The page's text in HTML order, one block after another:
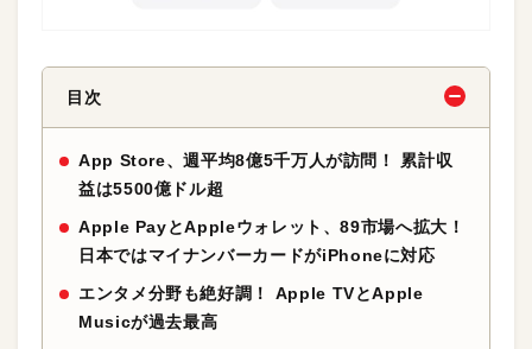
目次
App Store、週平均8億5千万人が訪問！ 累計収
益は5500億ドル超
Apple PayとAppleウォレット、89市場へ拡大！
日本ではマイナンバーカードがiPhoneに対応
エンタメ分野も絶好調！ Apple TVとApple
Musicが過去最高